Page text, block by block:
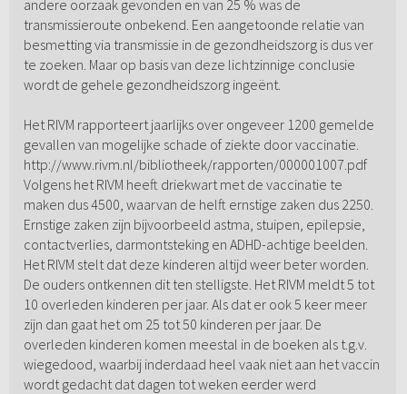
andere oorzaak gevonden en van 25 % was de
transmissieroute onbekend. Een aangetoonde relatie van
besmetting via transmissie in de gezondheidszorg is dus ver
te zoeken. Maar op basis van deze lichtzinnige conclusie
wordt de gehele gezondheidszorg ingeënt.
Het RIVM rapporteert jaarlijks over ongeveer 1200 gemelde
gevallen van mogelijke schade of ziekte door vaccinatie.
http://www.rivm.nl/bibliotheek/rapporten/000001007.pdf
Volgens het RIVM heeft driekwart met de vaccinatie te
maken dus 4500, waarvan de helft ernstige zaken dus 2250.
Ernstige zaken zijn bijvoorbeeld astma, stuipen, epilepsie,
contactverlies, darmontsteking en ADHD-achtige beelden.
Het RIVM stelt dat deze kinderen altijd weer beter worden.
De ouders ontkennen dit ten stelligste. Het RIVM meldt 5 tot
10 overleden kinderen per jaar. Als dat er ook 5 keer meer
zijn dan gaat het om 25 tot 50 kinderen per jaar. De
overleden kinderen komen meestal in de boeken als t.g.v.
wiegedood, waarbij inderdaad heel vaak niet aan het vaccin
wordt gedacht dat dagen tot weken eerder werd